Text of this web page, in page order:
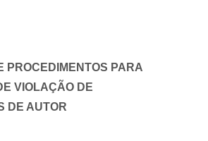
PROCEDIMENTOS PARA
VIOLAÇÃO DE
DE AUTOR